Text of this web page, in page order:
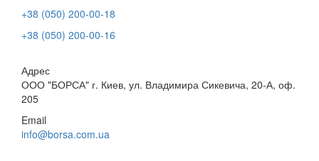
+38 (050) 200-00-18
+38 (050) 200-00-16
Адрес
ООО "БОРСА" г. Киев, ул. Владимира Сикевича, 20-А, оф.
205
Email
info@borsa.com.ua